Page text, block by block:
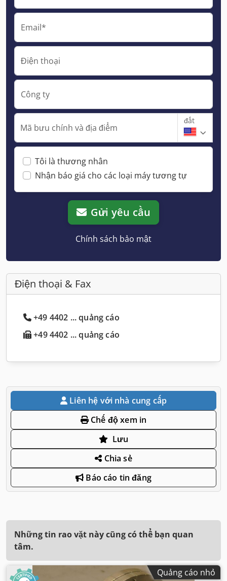
Email*
Điện thoại
Công ty
Mã bưu chính và địa điểm
đất
Tôi là thương nhân
Nhận báo giá cho các loại máy tương tự
Gửi yêu cầu
Chính sách bảo mật
Điện thoại & Fax
+49 4402 ... quảng cáo
+49 4402 ... quảng cáo
Liên hệ với nhà cung cấp
Chế độ xem in
Lưu
Chia sẻ
Báo cáo tin đăng
Những tin rao vặt này cũng có thể bạn quan
tâm.
Quảng cáo nhỏ